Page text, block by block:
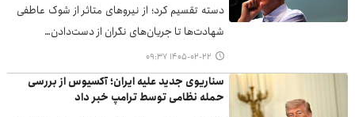
دسته تقسیم کرد؛ از نیروهای متاثر از شوک عاطفی
شهادت‌ها تا جریان‌های نگران از دست‌دادن…
۱۴۰۵-۰۲-۲۲ ۰۹:۳۷
سناریوی جدید علیه ایران؛ آکسیوس از بررسی
حمله نظامی توسط ترامپ خبر داد